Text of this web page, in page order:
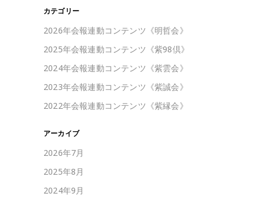
カテゴリー
2026年会報連動コンテンツ《明哲会》
2025年会報連動コンテンツ《紫98倶》
2024年会報連動コンテンツ《紫雲会》
2023年会報連動コンテンツ《紫誠会》
2022年会報連動コンテンツ《紫縁会》
アーカイブ
2026年7月
2025年8月
2024年9月